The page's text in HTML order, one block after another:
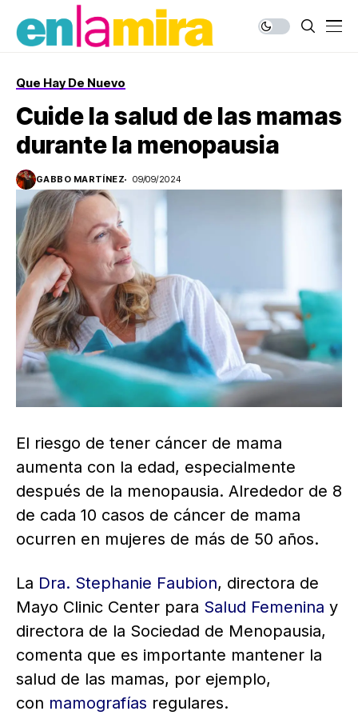
Que Hay De Nuevo
Cuide la salud de las mamas
durante la menopausia
GABBO MARTÍNEZ 09/09/2024
El riesgo de tener cáncer de mama
aumenta con la edad, especialmente
después de la menopausia. Alrededor de 8
de cada 10 casos de cáncer de mama
ocurren en mujeres de más de 50 años.
La Dra. Stephanie Faubion, directora de
Mayo Clinic Center para Salud Femenina y
directora de la Sociedad de Menopausia,
comenta que es importante mantener la
salud de las mamas, por ejemplo,
con mamografías regulares.